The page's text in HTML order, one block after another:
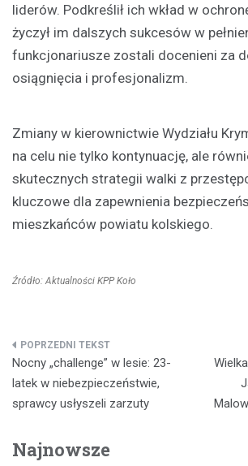
liderów. Podkreślił ich wkład w
życzył im dalszych sukcesów w
funkcjonariusze zostali docenieni za
osiągnięcia i profesjonalizm.
Zmiany w kierownictwie Wydziału
na celu nie tylko kontynuację, ale
skutecznych strategii walki z
kluczowe dla zapewnienia
mieszkańców powiatu kolskiego.
Źródło: Aktualności KPP Koło
Nawigacja
wpisu
Nocny „challenge” w lesie: 23-
latek w niebezpieczeństwie,
sprawcy usłyszeli zarzuty
Najnowsze